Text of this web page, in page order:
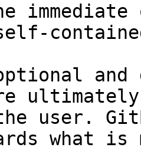
and
user.
what